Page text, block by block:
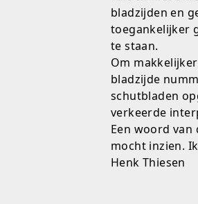
bladzijden en
toegankelijker
te staan.
Om
bladzijde
schutbladen
verkeerde
Een woord
mocht inzien.
Henk Thiesen